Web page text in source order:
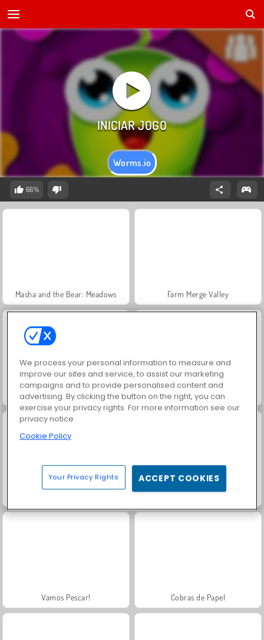
Worms.io
66%
Masha and the Bear: Meadows Farm Merge Valley
Royal Story Rummy World
Vamos Pescar! Cobras de Papel
We process your personal information to measure and
improve our sites and service, to assist our marketing
campaigns and to provide personalised content and
advertising. By clicking the button on the right, you can
exercise your privacy rights. For more information see our
privacy notice
Cookie Policy
Your Privacy Rights ACCEPT COOKIES